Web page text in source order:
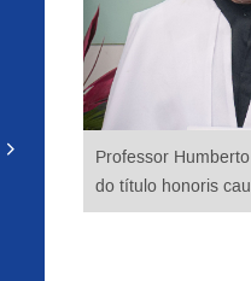
Professor
do título honoris